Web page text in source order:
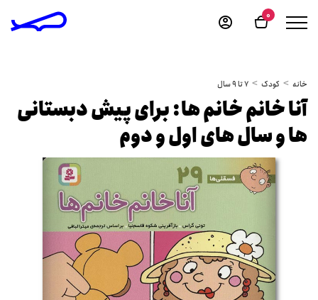
0
خانه کودک 7 تا 9 سال
آنا خانم خانم ها: برای پیش دبستانی
ها و سال های اول و دوم